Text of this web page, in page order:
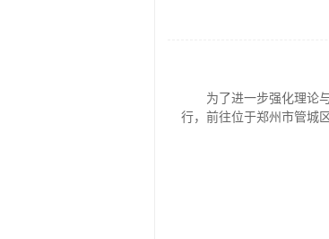
为了进一步强化理论
行，前往位于郑州市管城